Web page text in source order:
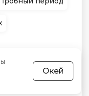
200 сум
Окей